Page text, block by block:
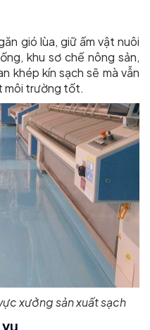
gió lùa, giữ ấm vật nuôi
khu sơ chế nông sản,
khép kín sạch sẽ mà vẫn
môi trường tốt.
xưởng sản xuất sạch